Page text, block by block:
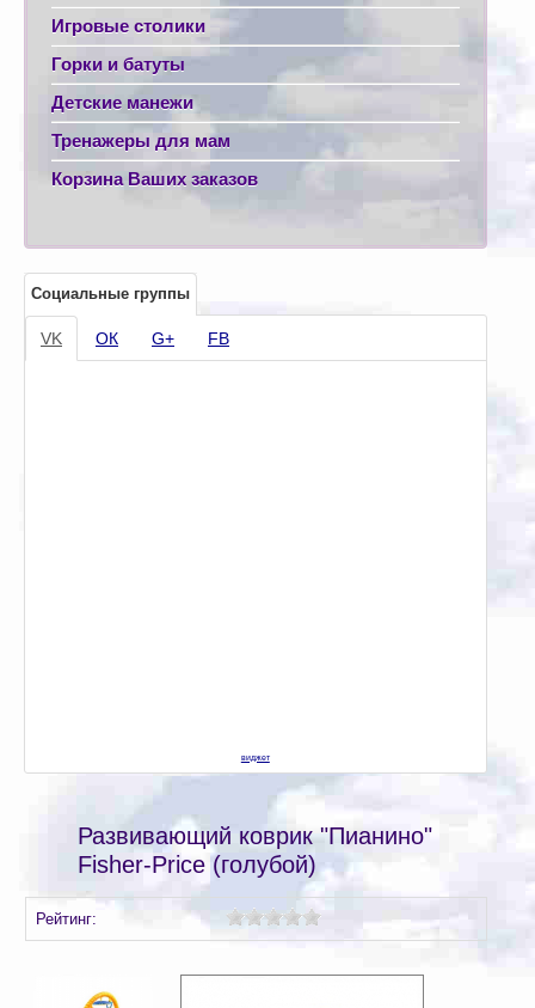
Игровые столики
Горки и батуты
Детские манежи
Тренажеры для мам
Корзина Ваших заказов
Социальные группы
VK ОК G+ FB
виджет
Развивающий коврик "Пианино"
Fisher-Price (голубой)
Рейтинг: